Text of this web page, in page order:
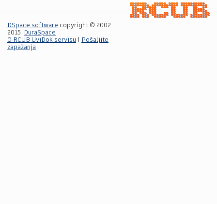
DSpace software copyright © 2002-
2015
DuraSpace
O RCUB UviDok servisu
Pošaljite
zapažanja